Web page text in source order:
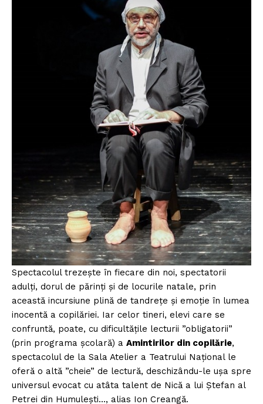
Spectacolul trezește în fiecare din noi, spectatorii
adulți, dorul de părinți și de locurile natale, prin
această incursiune plină de tandrețe și emoție în lumea
inocentă a copilăriei. Iar celor tineri, elevi care se
confruntă, poate, cu dificultățile lecturii ”obligatorii”
(prin programa școlară) a Amintirilor din copilărie,
spectacolul de la Sala Atelier a Teatrului Național le
oferă o altă ”cheie” de lectură, deschizându-le ușa spre
universul evocat cu atâta talent de Nică a lui Ștefan al
Petrei din Humulești…, alias Ion Creangă.